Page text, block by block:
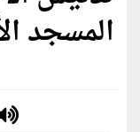
المسجد